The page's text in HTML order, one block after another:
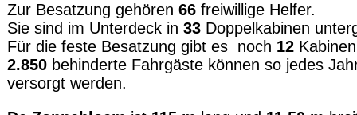
Zur Besatzung gehören 66 freiwillige Helfer.
Sie sind im Unterdeck in 33 Doppelkabinen
Für die feste Besatzung gibt es noch 12
2.850 behinderte Fahrgäste können so jedes
versorgt werden.